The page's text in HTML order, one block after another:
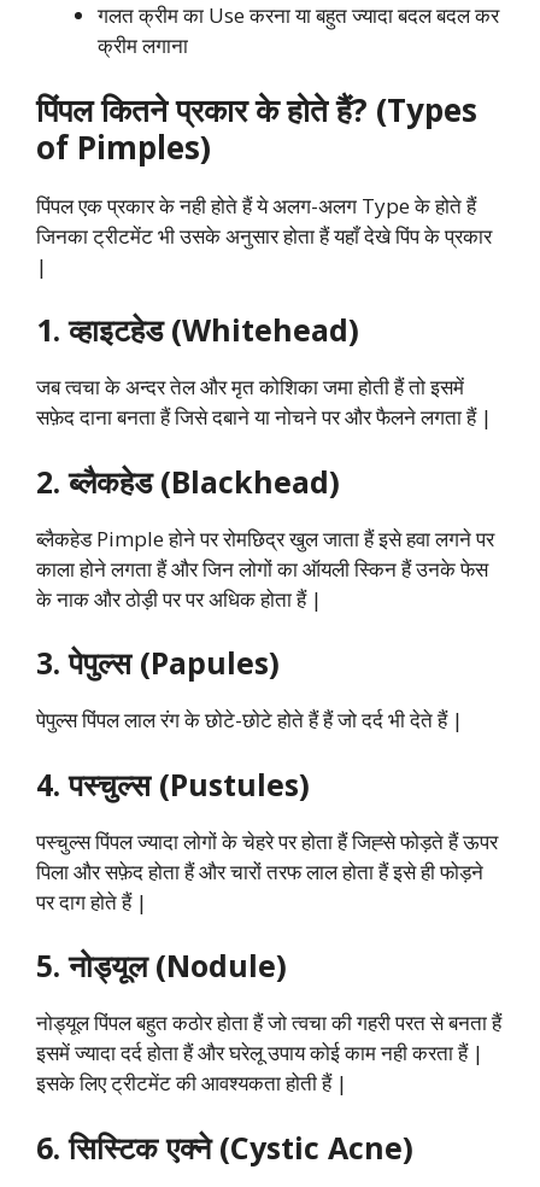
गलत क्रीम का Use करना या बहुत ज्यादा बदल बदल कर
क्रीम लगाना
पिंपल कितने प्रकार के होते हैं? (Types
of Pimples)
पिंपल एक प्रकार के नही होते हैं ये अलग-अलग Type के होते हैं
जिनका ट्रीटमेंट भी उसके अनुसार होता हैं यहाँ देखे पिंप के प्रकार
|
1. व्हाइटहेड (Whitehead)
जब त्वचा के अन्दर तेल और मृत कोशिका जमा होती हैं तो इसमें
सफ़ेद दाना बनता हैं जिसे दबाने या नोचने पर और फैलने लगता हैं |
2. ब्लैकहेड (Blackhead)
ब्लैकहेड Pimple होने पर रोमछिद्र खुल जाता हैं इसे हवा लगने पर
काला होने लगता हैं और जिन लोगों का ऑयली स्किन हैं उनके फेस
के नाक और ठोड़ी पर पर अधिक होता हैं |
3. पेपुल्स (Papules)
पेपुल्स पिंपल लाल रंग के छोटे-छोटे होते हैं हैं जो दर्द भी देते हैं |
4. पस्चुल्स (Pustules)
पस्चुल्स पिंपल ज्यादा लोगों के चेहरे पर होता हैं जिह्से फोड़ते हैं ऊपर
पिला और सफ़ेद होता हैं और चारों तरफ लाल होता हैं इसे ही फोड़ने
पर दाग होते हैं |
5. नोड्यूल (Nodule)
नोड्यूल पिंपल बहुत कठोर होता हैं जो त्वचा की गहरी परत से बनता हैं
इसमें ज्यादा दर्द होता हैं और घरेलू उपाय कोई काम नही करता हैं |
इसके लिए ट्रीटमेंट की आवश्यकता होती हैं |
6. सिस्टिक एक्ने (Cystic Acne)